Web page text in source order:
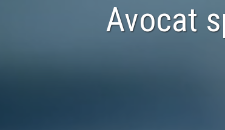
Avocat